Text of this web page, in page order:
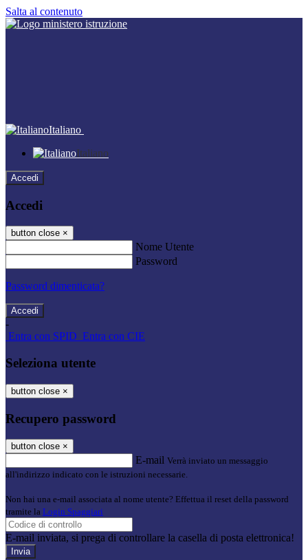
Salta al contenuto
Italiano
Italiano
Accedi
Accedi
button close ×
Nome Utente
Password
Password dimenticata?
-
Entra con SPID Entra con CIE
Seleziona utente
button close ×
Recupero password
button close ×
E-mail Verrà inviato un messaggio
all'indirizzo indicato con le istruzioni necessarie.
Non hai una e-mail associata al nome utente? Effettua il reset della password
tramite la Login Spaggiari
E-mail inviata, si prega di controllare la casella di posta elettronica!